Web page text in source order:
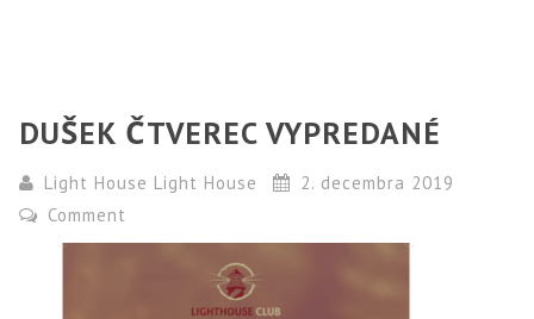
DUŠEK ČTVEREC VYPREDANÉ
Light House Light House
2. decembra 2019
Comment